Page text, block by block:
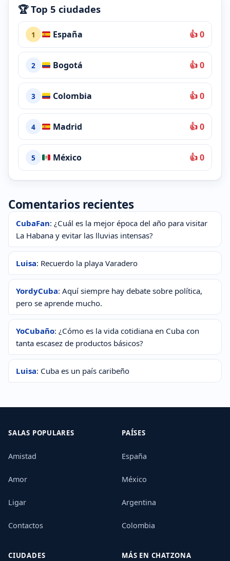
🏆 Top 5 ciudades
1 España 👍 0
2 Bogotá 👍 0
3 Colombia 👍 0
4 Madrid 👍 0
5 México 👍 0
Comentarios recientes
CubaFan: ¿Cuál es la mejor época del año para visitar
La Habana y evitar las lluvias intensas?
Luisa: Recuerdo la playa Varadero
YordyCuba: Aquí siempre hay debate sobre política,
pero se aprende mucho.
YoCubaño: ¿Cómo es la vida cotidiana en Cuba con
tanta escasez de productos básicos?
Luisa: Cuba es un país caribeño
SALAS POPULARES
Amistad
Amor
Ligar
Contactos
PAÍSES
España
México
Argentina
Colombia
CIUDADES MÁS EN CHATZONA